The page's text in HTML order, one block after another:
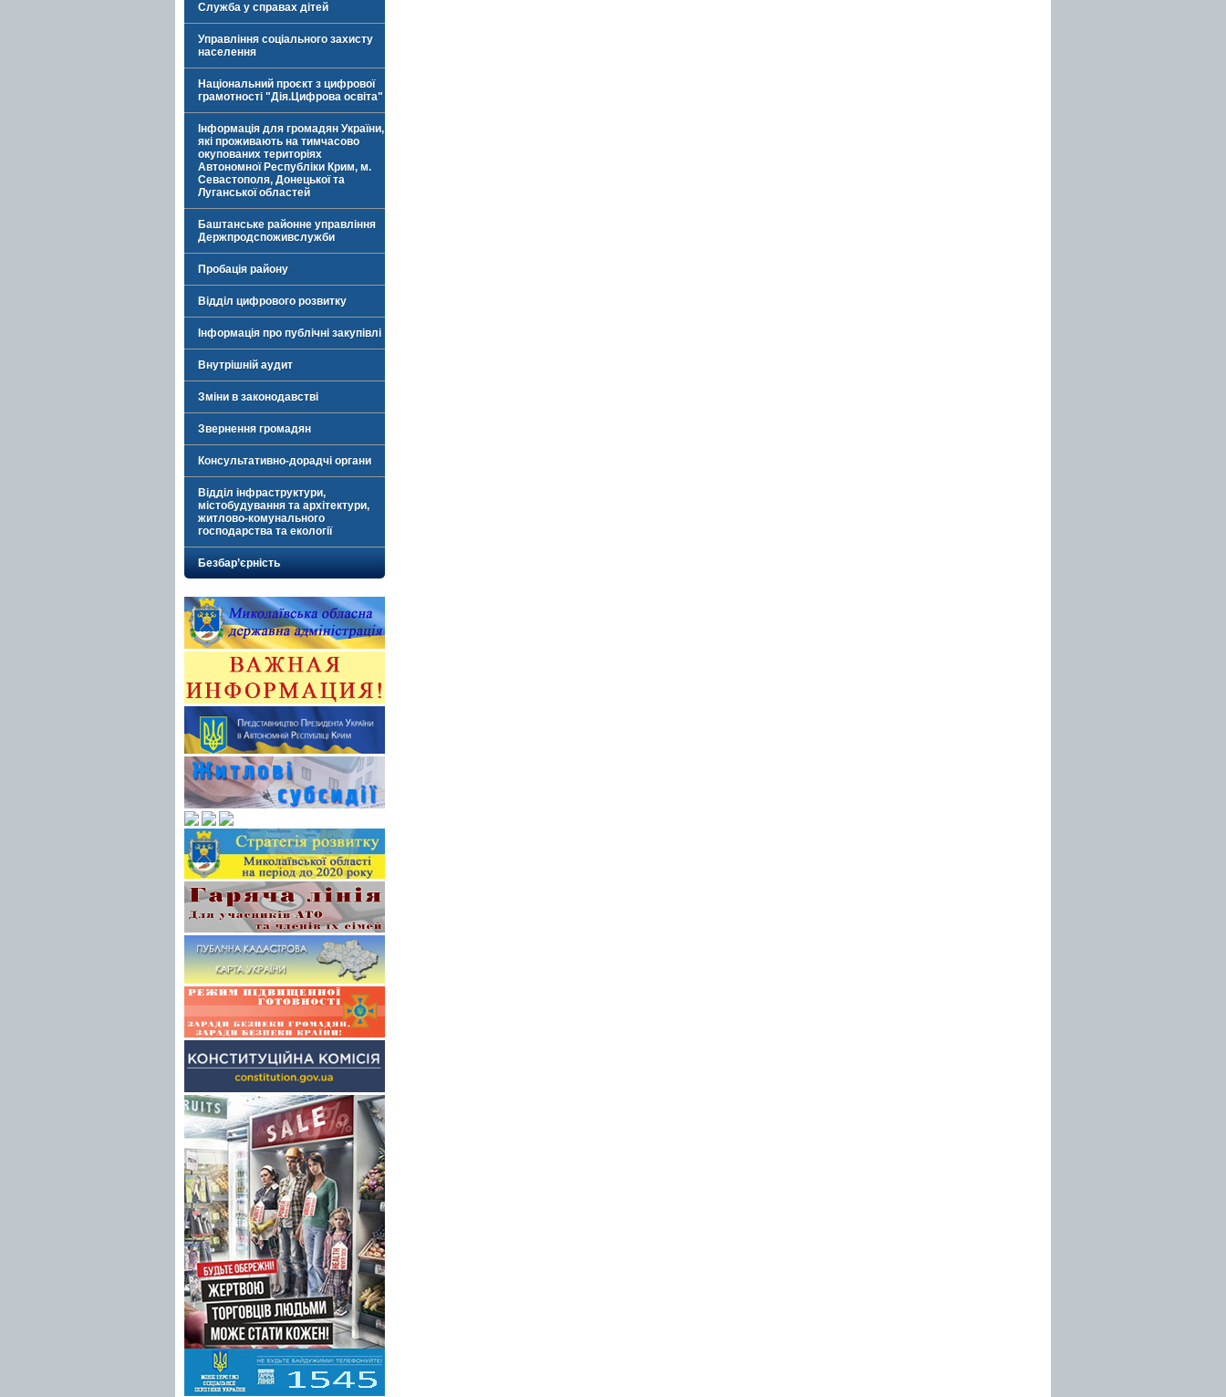
Служба у справах дітей
Управління соціального захисту
населення
Національний проєкт з цифрової
грамотності "Дія.Цифрова освіта"
Інформація для громадян України,
які проживають на тимчасово
окупованих територіях
Автономної Республіки Крим, м.
Севастополя, Донецької та
Луганської областей
Баштанське районне управління
Держпродспоживслужби
Пробація району
Відділ цифрового розвитку
Інформація про публічні закупівлі
Внутрішній аудит
Зміни в законодавстві
Звернення громадян
Консультативно-дорадчі органи
Відділ інфраструктури,
містобудування та архітектури,
житлово-комунального
господарства та екології
Безбар’єрність